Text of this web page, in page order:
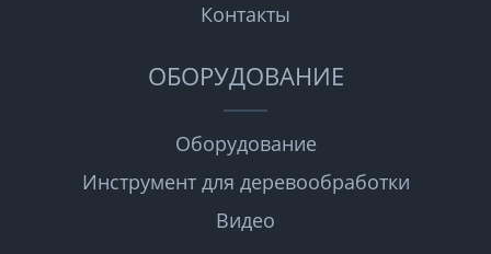
Контакты
ОБОРУДОВАНИЕ
Оборудование
Инструмент для деревообработки
Видео